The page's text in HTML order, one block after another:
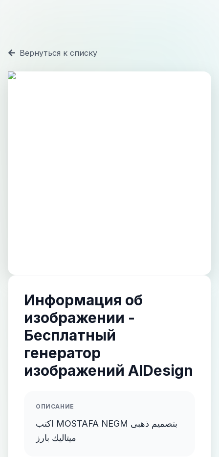
Вернуться к списку
Информация об
изображении -
Бесплатный
генератор
изображений AIDesign
ОПИСАНИЕ
اكتب MOSTAFA NEGM بتصميم ذهبى
ميتاليك بارز